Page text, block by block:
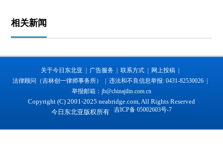
相关新闻
关于今日东北亚 | 广告服务 | 联系方式 | 网上投稿 |
法律顾问（吉林创一律师事务所） | 违法和不良信息举报: 0431-82530026 |
举报邮箱：jb@chinajilin.com.cn
Copyright (C) 2001-2025 neabridge.com, All Rights Reserved
今日东北亚版权所有 吉ICP备 05002603号-7